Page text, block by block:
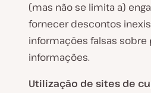
(mas não se limita a)
fornecer descontos
informações falsas sobre
informações.
Utilização de sites de